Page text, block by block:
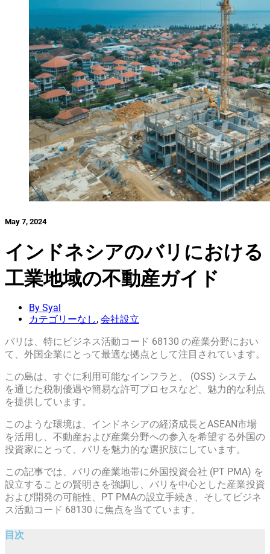
May 7, 2024
インドネシアのバリにおける
工業地域の不動産ガイド
By Syal
カテゴリーなし, 会社設立
バリは、特にビジネス活動コード 68130 の産業分野におい
て、外国企業にとって最適な拠点として注目されています。
この島は、すぐに利用可能なインフラと、 (OSS) システム
を通じた税制優遇や簡易な許可プロセスなど、魅力的な利点
を提供しています。
このような環境は、インドネシアの経済成長とASEAN市場
を活用し、不動産および産業分野への参入を希望する外国の
投資家にとって、バリを魅力的な選択肢にしています。
この記事では、バリの産業地帯に外国投資会社 (PT PMA) を
設立することの賢明さを強調し、バリを中心とした産業投資
および開発の可能性、PT PMAの設立手続き、そしてビジネ
ス活動コード 68130 に焦点を当てています。
目次